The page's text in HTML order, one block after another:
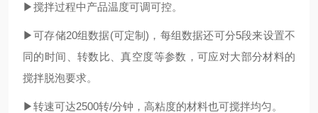
▶搅拌过程中产品温度可调可控。
▶可存储20组数据(可定制)，每组数据还可分5段来设置不
同的时间、转数比、真空度等参数，可应对大部分材料的
搅拌脱泡要求。
▶转速可达2500转/分钟，高粘度的材料也可搅拌均匀。